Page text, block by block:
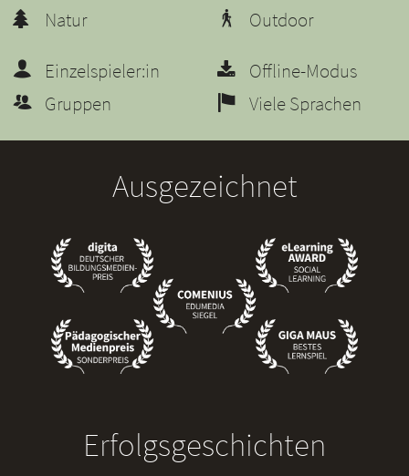
Natur
Outdoor
Einzelspieler:in
Gruppen
Offline-Modus
Viele Sprachen
Ausgezeichnet
Erfolgsgeschichten